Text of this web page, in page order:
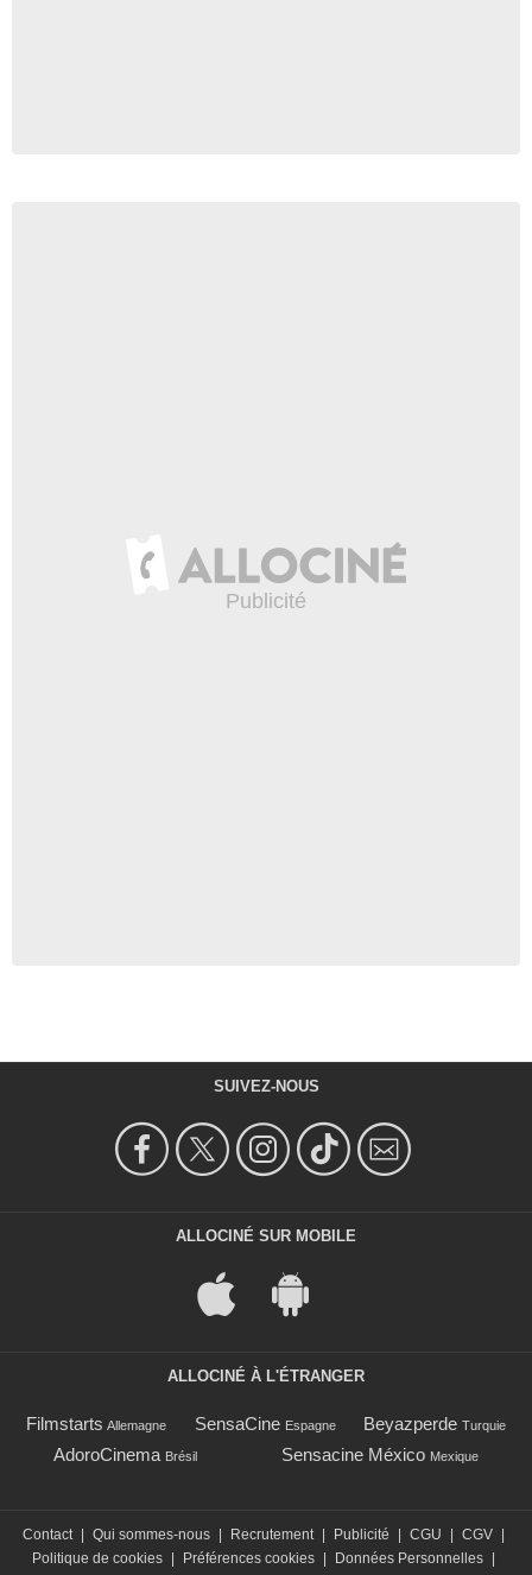
SUIVEZ-NOUS
ALLOCINÉ SUR MOBILE
ALLOCINÉ À L'ÉTRANGER
Filmstarts Allemagne SensaCine Espagne Beyazperde Turquie
AdoroCinema Brésil Sensacine México Mexique
Contact Qui sommes-nous Recrutement Publicité CGU CGV
Politique de cookies
Préférences cookies Données Personnelles